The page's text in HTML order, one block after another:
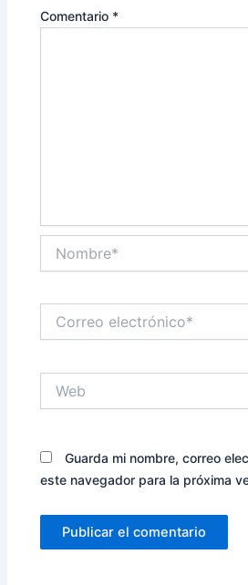
Comentario *
electrónico*
Guarda mi nombre, correo
este navegador para la próxima